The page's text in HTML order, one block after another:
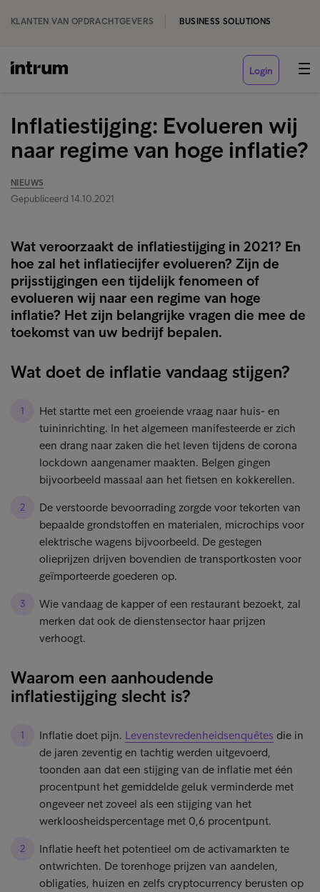
KLANTEN VAN OPDRACHTGEVERS BUSINESS SOLUTIONS
Login
Inflatiestijging: Evolueren wij
naar regime van hoge inflatie?
NIEUWS
Gepubliceerd 14.10.2021
Wat veroorzaakt de inflatiestijging in 2021? En
hoe zal het inflatiecijfer evolueren? Zijn de
prijsstijgingen een tijdelijk fenomeen of
evolueren wij naar een regime van hoge
inflatie? Het zijn belangrijke vragen die mee de
toekomst van uw bedrijf bepalen.
Wat doet de inflatie vandaag stijgen?
Het startte met een groeiende vraag naar huis- en
tuininrichting. In het algemeen manifesteerde er zich
een drang naar zaken die het leven tijdens de corona
lockdown aangenamer maakten. Belgen gingen
bijvoorbeeld massaal aan het fietsen en kokkerellen.
De verstoorde bevoorrading zorgde voor tekorten van
bepaalde grondstoffen en materialen, microchips voor
elektrische wagens bijvoorbeeld. De gestegen
olieprijzen drijven bovendien de transportkosten voor
geïmporteerde goederen op.
Wie vandaag de kapper of een restaurant bezoekt, zal
merken dat ook de dienstensector haar prijzen
verhoogt.
Waarom een aanhoudende
inflatiestijging slecht is?
Inflatie doet pijn. Levenstevredenheidsenquêtes die in
de jaren zeventig en tachtig werden uitgevoerd,
toonden aan dat een stijging van de inflatie met één
procentpunt het gemiddelde geluk verminderde met
ongeveer net zoveel als een stijging van het
werkloosheidspercentage met 0,6 procentpunt.
Inflatie heeft het potentieel om de activamarkten te
ontwrichten. De torenhoge prijzen van aandelen,
obligaties, huizen en zelfs cryptocurrency berusten op